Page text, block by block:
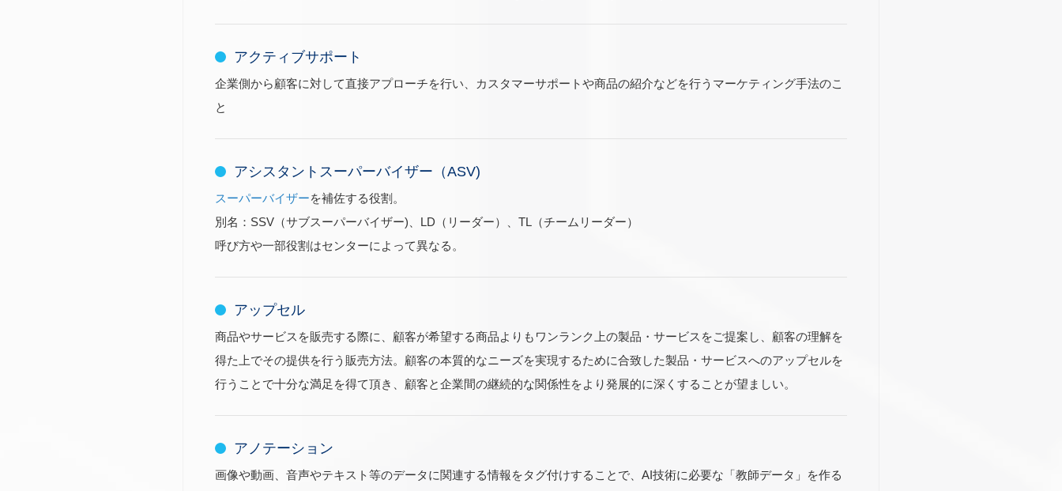
アクティブサポート
企業側から顧客に対して直接アプローチを行い、カスタマーサポートや商品の紹介などを行うマーケティング手法のこ
と
アシスタントスーパーバイザー（ASV)
スーパーバイザーを補佐する役割。
別名：SSV（サブスーパーバイザー)、LD（リーダー）、TL（チームリーダー）
呼び方や一部役割はセンターによって異なる。
アップセル
商品やサービスを販売する際に、顧客が希望する商品よりもワンランク上の製品・サービスをご提案し、顧客の理解を
得た上でその提供を行う販売方法。顧客の本質的なニーズを実現するために合致した製品・サービスへのアップセルを
行うことで十分な満足を得て頂き、顧客と企業間の継続的な関係性をより発展的に深くすることが望ましい。
アノテーション
画像や動画、音声やテキスト等のデータに関連する情報をタグ付けすることで、AI技術に必要な「教師データ」を作る